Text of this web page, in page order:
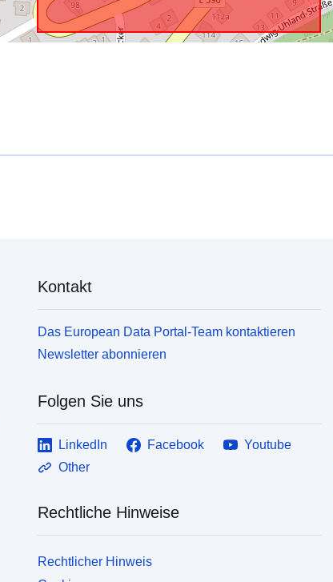
Kontakt
Das European Data Portal-Team kontaktieren
Newsletter abonnieren
Folgen Sie uns
LinkedIn Facebook
Youtube
Other
Rechtliche Hinweise
Rechtlicher Hinweis